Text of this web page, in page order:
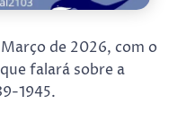
de 2026, com o
falará sobre a
1945.